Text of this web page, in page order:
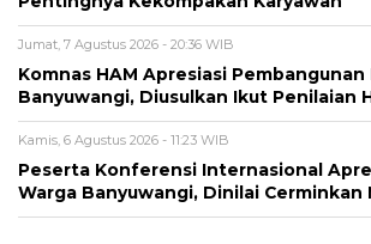
Jumat, 7 Agustus 2026 - 20:36 WIB
Komnas HAM Apresiasi
Banyuwangi, Diusulkan Ikut Penilaian
Kamis, 6 Agustus 2026 - 11:23 WIB
Peserta Konferensi Internasional
Warga Banyuwangi, Dinilai Cerminkan